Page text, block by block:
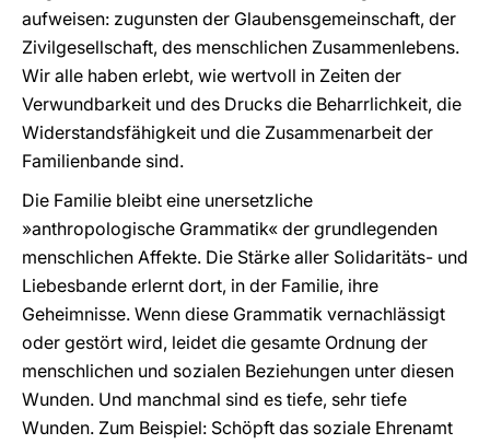
aufweisen: zugunsten der Glaubensgemeinschaft, der
Zivilgesellschaft, des menschlichen Zusammenlebens.
Wir alle haben erlebt, wie wertvoll in Zeiten der
Verwundbarkeit und des Drucks die Beharrlichkeit, die
Widerstandsfähigkeit und die Zusammenarbeit der
Familienbande sind.
Die Familie bleibt eine unersetzliche
»anthropologische Grammatik« der grundlegenden
menschlichen Affekte. Die Stärke aller Solidaritäts- und
Liebesbande erlernt dort, in der Familie, ihre
Geheimnisse. Wenn diese Grammatik vernachlässigt
oder gestört wird, leidet die gesamte Ordnung der
menschlichen und sozialen Beziehungen unter diesen
Wunden. Und manchmal sind es tiefe, sehr tiefe
Wunden. Zum Beispiel: Schöpft das soziale Ehrenamt